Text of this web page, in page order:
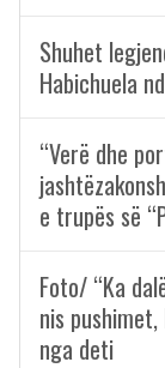
Shuhet
Habichuela
“Verë dhe
e trupës së
Foto/ “Ka
nis pushimet,
nga deti